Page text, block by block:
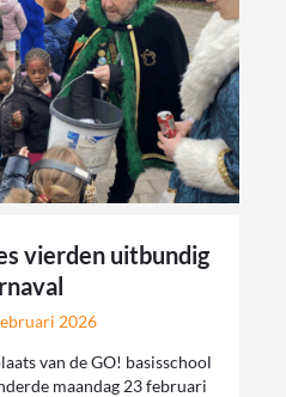
vierden uitbundig
2026
van de GO! basisschool
maandag 23 februari